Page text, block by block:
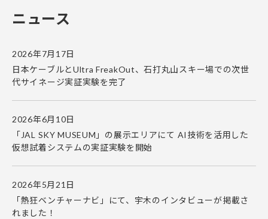
ニュース
2026年7月17日
日本ケーブルとUltra FreakOut、石打丸山スキー場での次世
代サイネージ実証実験を完了
2026年6月10日
「JAL SKY MUSEUM」の展示エリアにて AI技術を活用した
仮想試着システムの実証実験を開始
2026年5月21日
「熱狂ベンチャーナビ」にて、宇木のインタビューが掲載さ
れました！